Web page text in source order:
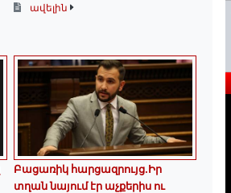
ավելին
Բացառիկ հարցազրույց.Իր
տղան նայում էր աչքերիս ու